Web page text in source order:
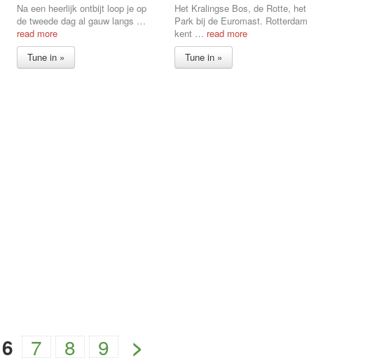
Na een heerlijk ontbijt loop je op
de tweede dag al gauw langs …
read more
Tune in »
Het Kralingse Bos, de Rotte, het
Park bij de Euromast. Rotterdam
kent … read more
Tune in »
6 7 8 9 >